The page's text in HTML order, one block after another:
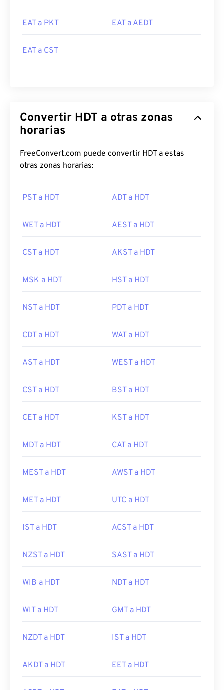
EAT a PKT EAT a AEDT
EAT a CST
Convertir HDT a otras zonas
horarias
FreeConvert.com puede convertir HDT a estas
otras zonas horarias:
PST a HDT ADT a HDT
WET a HDT AEST a HDT
CST a HDT AKST a HDT
MSK a HDT HST a HDT
NST a HDT PDT a HDT
CDT a HDT WAT a HDT
AST a HDT WEST a HDT
CST a HDT BST a HDT
CET a HDT KST a HDT
MDT a HDT CAT a HDT
MEST a HDT AWST a HDT
MET a HDT UTC a HDT
IST a HDT ACST a HDT
NZST a HDT SAST a HDT
WIB a HDT NDT a HDT
WIT a HDT GMT a HDT
NZDT a HDT IST a HDT
AKDT a HDT EET a HDT